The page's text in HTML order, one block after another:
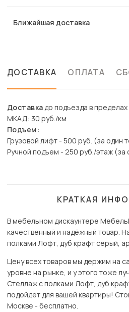
Ближайшая доставка
ДОСТАВКА ОПЛАТА
Доставкадо подъезда в
МКАД: 30 руб./км
Подъем:
Грузовой лифт - 500 руб. (за один
Ручной подъем - 250 руб./этаж (за
КРАТКАЯ
В мебельном дискаунтере
качественный и надёжный товар.
полками Лофт, дуб крафт серый,
Цену всех товаров мы держим на
уровне на рынке, и у этого тоже
Стеллаж с полками Лофт, дуб
подойдет для вашей квартиры!
Москве - бесплатно.